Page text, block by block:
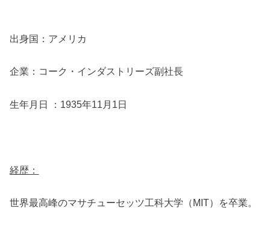
出身国：アメリカ
企業：コーク・インダストリーズ副社長
生年月日 ：1935年11月1日
経歴：
世界最高峰のマサチューセッツ工科大学（MIT）を卒業。